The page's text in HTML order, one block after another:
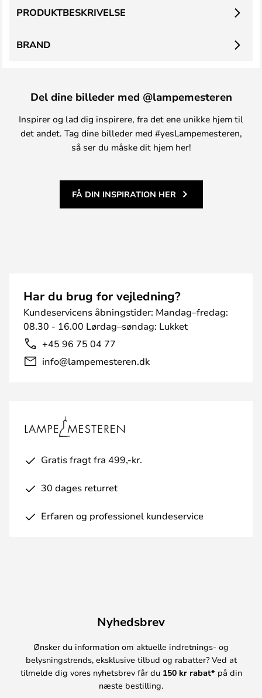
PRODUKTBESKRIVELSE
BRAND
Del dine billeder med @lampemesteren
Inspirer og lad dig inspirere, fra det ene unikke hjem til
det andet. Tag dine billeder med #yesLampemesteren,
så ser du måske dit hjem her!
FÅ DIN INSPIRATION HER
Har du brug for vejledning?
Kundeservicens åbningstider: Mandag–fredag:
08.30 - 16.00 Lørdag–søndag: Lukket
+45 96 75 04 77
info@lampemesteren.dk
Gratis fragt fra 499,-kr.
30 dages returret
Erfaren og professionel kundeservice
Nyhedsbrev
Ønsker du information om aktuelle indretnings- og
belysningstrends, eksklusive tilbud og rabatter? Ved at
tilmelde dig vores nyhetsbrev får du 150 kr rabat* på din
næste bestilling.